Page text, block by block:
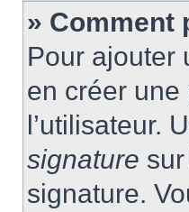
» Comment
Pour ajouter
en créer une
l’utilisateur.
signature
signature.